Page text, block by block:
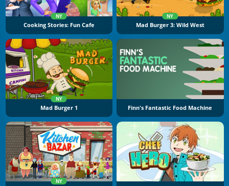
NY
Cooking Stories: Fun Cafe
NY
Mad Burger 3: Wild West
NY
Mad Burger 1 Finn's Fantastic Food Machine
NY